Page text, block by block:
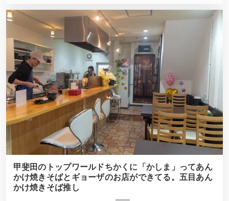
甲斐田のトップワールドちかくに「かしま」ってあん
かけ焼きそばとギョーザのお店ができてる。五目あん
かけ焼きそば推し